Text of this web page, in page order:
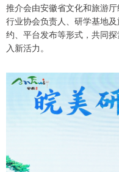
推介会由安徽省文化和旅游
行业协会负责人、研学基地
约、平台发布等形式，共同
入新活力。